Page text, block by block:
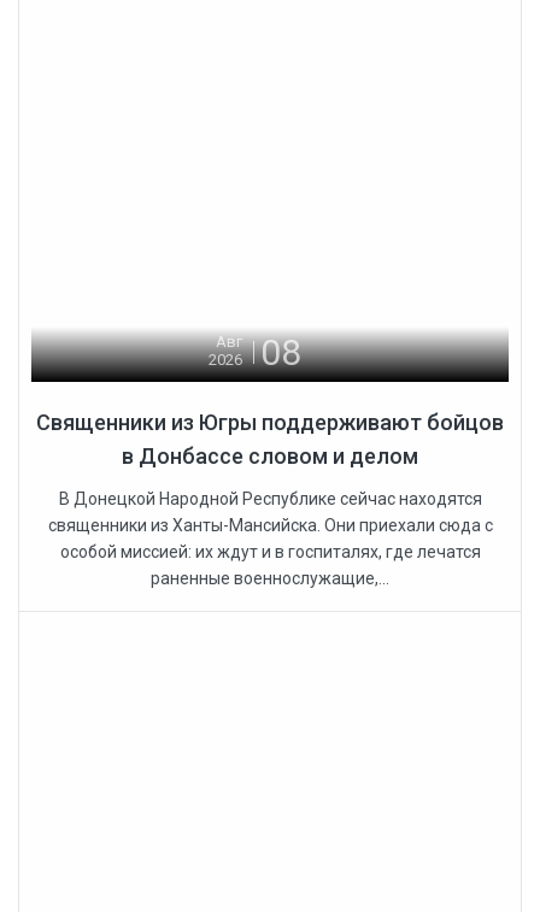
Авг
2026
08
Священники из Югры поддерживают бойцов
в Донбассе словом и делом
В Донецкой Народной Республике сейчас находятся
священники из Ханты-Мансийска. Они приехали сюда с
особой миссией: их ждут и в госпиталях, где лечатся
раненные военнослужащие,...